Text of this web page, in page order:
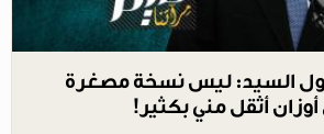
السيد: ليس نسخة مصغرة
أثقل مني بكثير!